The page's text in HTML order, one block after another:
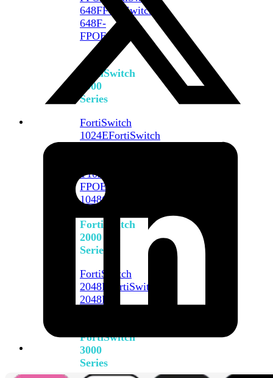
648FFortiSwitch
648F-
FPOE
FortiSwitch
1000
Series
FortiSwitch
1024EFortiSwitch
T1024F-
FPOE
1048G
FortiSwitch
2000
Series
FortiSwitch
2048F
FortiSwitch
2048F-
FortiSwitch
3000
Series